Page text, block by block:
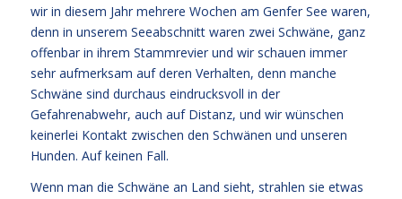
wir in diesem Jahr mehrere Wochen am Genfer See waren,
denn in unserem Seeabschnitt waren zwei Schwäne, ganz
offenbar in ihrem Stammrevier und wir schauen immer
sehr aufmerksam auf deren Verhalten, denn manche
Schwäne sind durchaus eindrucksvoll in der
Gefahrenabwehr, auch auf Distanz, und wir wünschen
keinerlei Kontakt zwischen den Schwänen und unseren
Hunden. Auf keinen Fall.
Wenn man die Schwäne an Land sieht, strahlen sie etwas